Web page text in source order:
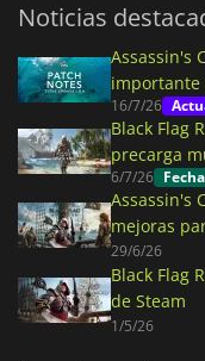
Noticias
Assassin's
importante
16/7/26
Black Flag
precarga
6/7/26
Assassin's
mejoras
29/6/26
Black Flag
de Steam
1/5/26